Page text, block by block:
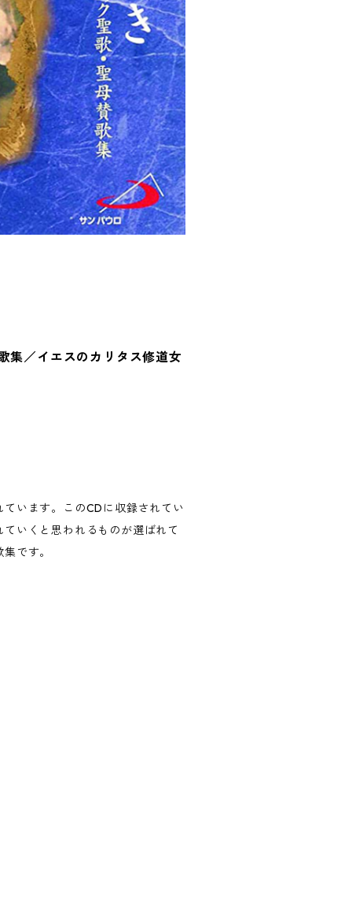
集／イエスのカリタス修道女
います。このCDに収録されてい
いくと思われるものが選ばれて
です。